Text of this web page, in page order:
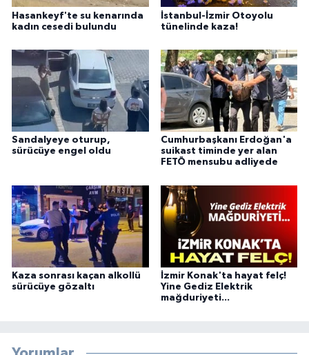
Hasankeyf'te su kenarında
kadın cesedi bulundu
İstanbul-İzmir Otoyolu
tünelinde kaza!
Sandalyeye oturup,
sürücüye engel oldu
Cumhurbaşkanı Erdoğan'a
suikast timinde yer alan
FETÖ mensubu adliyede
Kaza sonrası kaçan alkollü
sürücüye gözaltı
İzmir Konak'ta hayat felç!
Yine Gediz Elektrik
mağduriyeti...